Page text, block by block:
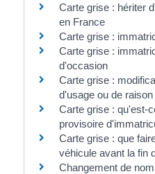
Carte grise : hériter
en France
Carte grise :
Carte grise :
d'occasion
Carte grise :
d'usage ou de
Carte grise : qu'est-
provisoire
Carte grise : que
véhicule avant la fin
Changement de